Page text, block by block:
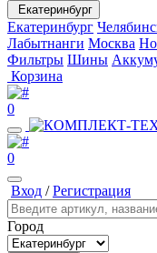
Екатеринбург
Екатеринбург
Лабытнанги Москва
Фильтры Шины
Корзина
0
0
Вход /Регистрация
Город